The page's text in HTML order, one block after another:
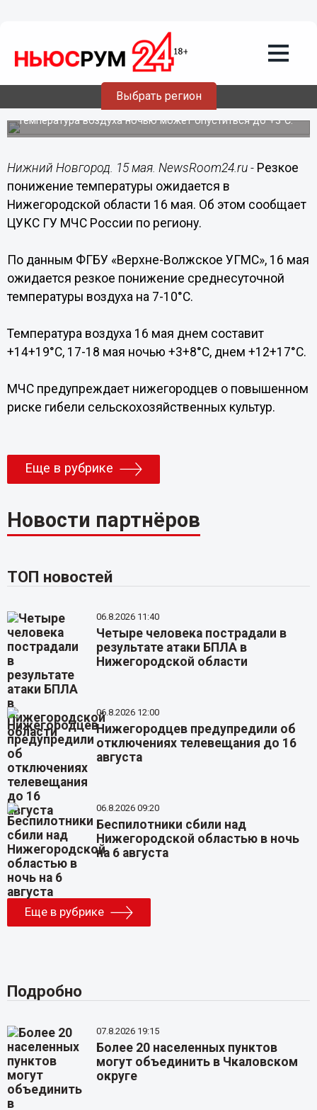
Выбрать регион
15.05.201915:53
Резкое похолодание ожидается в
Нижегородской области 16 мая
Температура воздуха ночью может опуститься до +3°С.
Нижний Новгород. 15 мая. NewsRoom24.ru - Резкое
понижение температуры ожидается в
Нижегородской области 16 мая. Об этом сообщает
ЦУКС ГУ МЧС России по региону.
По данным ФГБУ «Верхне-Волжское УГМС», 16 мая
ожидается резкое понижение среднесуточной
температуры воздуха на 7-10°С.
Температура воздуха 16 мая днем составит
+14+19°С, 17-18 мая ночью +3+8°С, днем +12+17°С.
МЧС предупреждает нижегородцев о повышенном
риске гибели сельскохозяйственных культур.
Еще в рубрике
Новости партнёров
ТОП новостей
06.8.2026 11:40
Четыре человека пострадали в
результате атаки БПЛА в
Нижегородской области
06.8.2026 12:00
Нижегородцев предупредили об
отключениях телевещания до 16
августа
06.8.2026 09:20
Беспилотники сбили над
Нижегородской областью в ночь
на 6 августа
Еще в рубрике
Подробно
07.8.2026 19:15
Более 20 населенных пунктов
могут объединить в Чкаловском
округе